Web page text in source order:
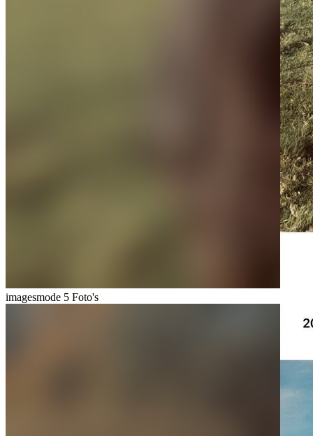
imagesmode 5 Foto's